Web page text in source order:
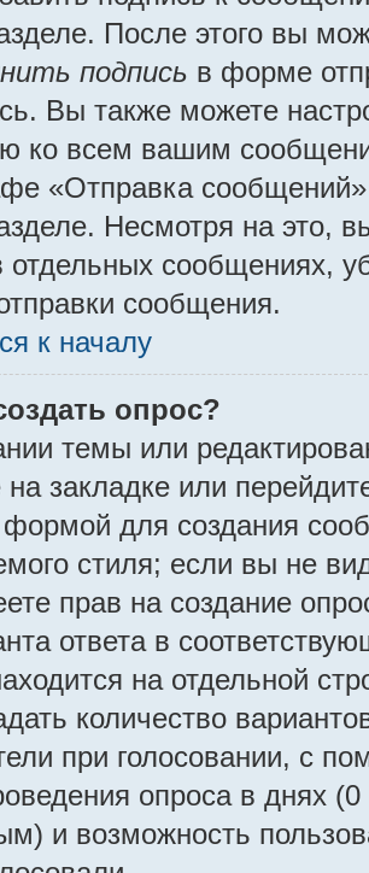
После этого вы
подпись в форме
Вы также можете
ко всем вашим
«Отправка
Несмотря на это,
отдельных сообщениях,
сообщения.
к началу
опрос?
темы или
на закладке или
для создания
стиля; если вы не
прав на создание
ответа в
на отдельной
количество
при голосовании, с
опроса в днях (0
и возможность